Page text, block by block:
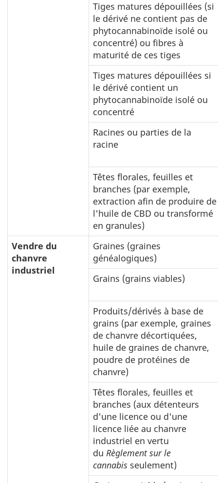
Tiges matures dépouillées (si
le dérivé ne contient pas de
phytocannabinoïde isolé ou
concentré) ou fibres à
maturité de ces tiges
Tiges matures dépouillées si
le dérivé contient un
phytocannabinoïde isolé ou
concentré
Racines ou parties de la
racine
Têtes florales, feuilles et
branches (par exemple,
extraction afin de produire de
l'huile de CBD ou transformé
en granules)
Vendre du
chanvre
industriel
Graines (graines
généalogiques)
Grains (grains viables)
Produits/dérivés à base de
grains (par exemple, graines
de chanvre décortiquées,
huile de graines de chanvre,
poudre de protéines de
chanvre)
Têtes florales, feuilles et
branches (aux détenteurs
d'une licence ou d'une
licence liée au chanvre
industriel en vertu
du Règlement sur le
cannabis seulement)